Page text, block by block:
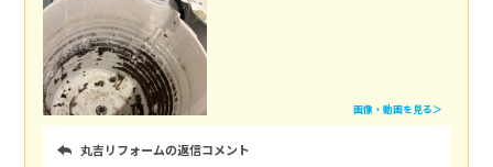
画像・動画を見る＞
丸吉リフォームの返信コメント